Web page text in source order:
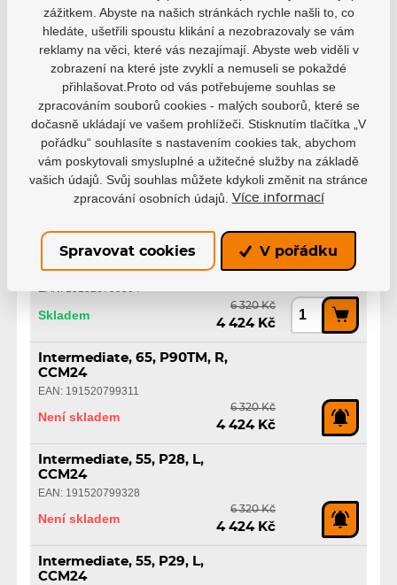
Řada Jetspeed
Délka Hokejky 155 cm 160 cm
Intermediate, 65, P90TM, L,
CCM24
EAN: 191520799304
Skladem
6 320 Kč
4 424 Kč
Intermediate, 65, P90TM, R,
CCM24
EAN: 191520799311
Není skladem
6 320 Kč
4 424 Kč
Intermediate, 55, P28, L,
CCM24
EAN: 191520799328
Není skladem
6 320 Kč
4 424 Kč
Intermediate, 55, P29, L,
CCM24
zážitkem. Abyste na našich stránkách rychle našli to, co
hledáte, ušetřili spoustu klikání a nezobrazovaly se vám
reklamy na věci, které vás nezajímají. Abyste web viděli v
zobrazení na které jste zvyklí a nemuseli se pokaždé
přihlašovat.Proto od vás potřebujeme souhlas se
zpracováním souborů cookies - malých souborů, které se
dočasně ukládají ve vašem prohlížeči. Stisknutím tlačítka „V
pořádku“ souhlasíte s nastavením cookies tak, abychom
vám poskytovali smysluplné a užitečné služby na základě
vašich údajů. Svůj souhlas můžete kdykoli změnit na stránce
zpracování osobních údajů.
Více informací
Spravovat cookies V pořádku